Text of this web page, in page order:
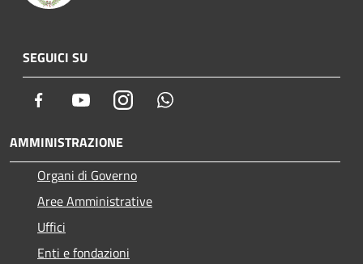
SEGUICI SU
Facebook YoutubeInstagram
AMMINISTRAZIONE
Organi di Governo
Aree Amministrative
Uffici
Enti e fondazioni